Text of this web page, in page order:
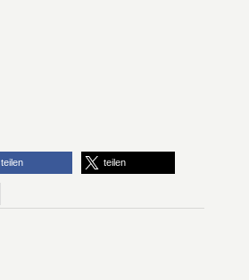
teilen teilen